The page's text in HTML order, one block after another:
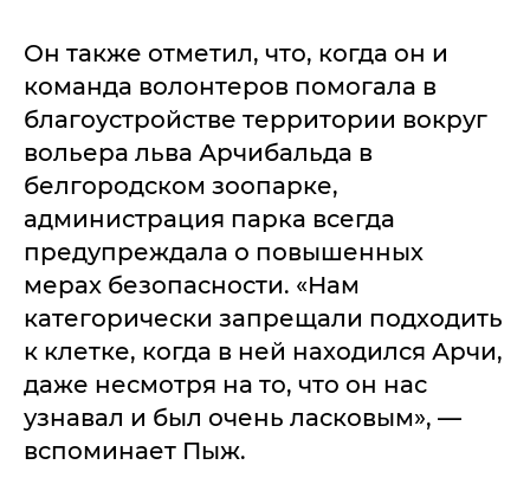
Он также отметил, что, когда он и
команда волонтеров помогала в
благоустройстве территории вокруг
вольера льва Арчибальда в
белгородском зоопарке,
администрация парка всегда
предупреждала о повышенных
мерах безопасности. «Нам
категорически запрещали подходить
к клетке, когда в ней находился Арчи,
даже несмотря на то, что он нас
узнавал и был очень ласковым», —
вспоминает Пыж.